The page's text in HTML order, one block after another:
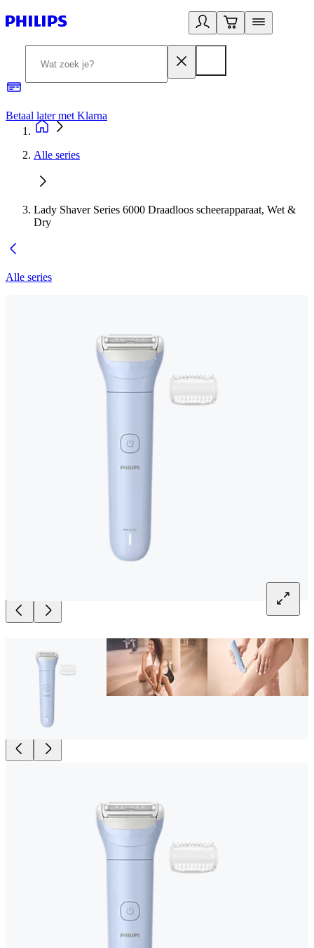
Betaal later met Klarna
Alle series
Lady Shaver Series 6000 Draadloos scheerapparaat, Wet &
Dry
Alle series